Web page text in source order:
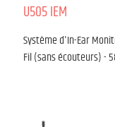
U505 IEM
Système d'In-Ear
Fil (sans écouteurs) -